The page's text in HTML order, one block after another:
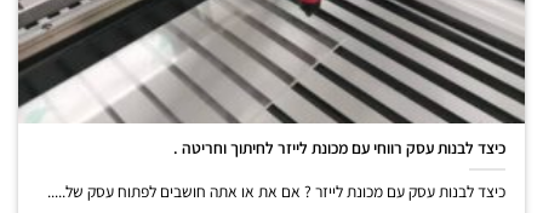
כיצד לבנות עסק רווחי עם מכונת לייזר לחיתוך וחריטה .
כיצד לבנות עסק עם מכונת לייזר ? אם את או אתה חושבים לפתוח עסק של.....